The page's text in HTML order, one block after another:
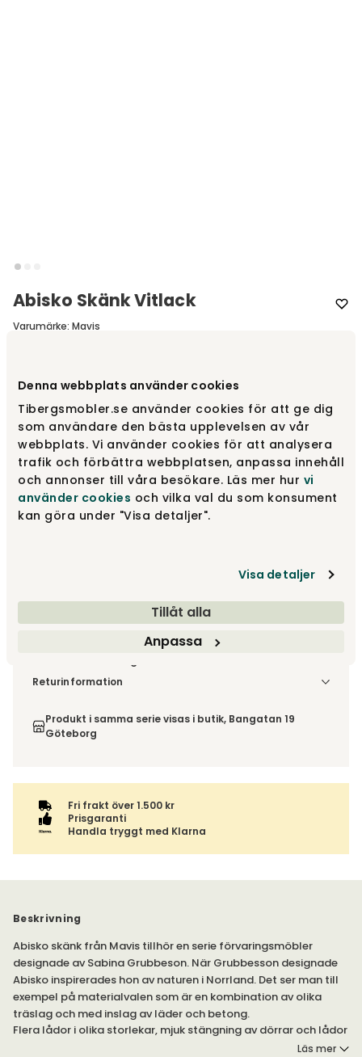
Denna webbplats använder cookies
Tibergsmobler.se använder cookies för att ge dig
som användare den bästa upplevelsen av vår
webbplats. Vi använder cookies för att analysera
trafik och förbättra webbplatsen, anpassa innehåll
och annonser till våra besökare. Läs mer hur vi
använder cookies och vilka val du som konsument
kan göra under "Visa detaljer".
Visa detaljer
Tillåt alla
Anpassa
Abisko Skänk Vitlack
Varumärke: Mavis
Tillbehör
Rekommenderade tillval
18 995 kr
Lägg i varukorg
Denna vara skickas till din port/tomtgräns. Innan leverans
ordern tillsammans.
Returinformation
inte av ångerrätten.
Produkt i samma serie visas i butik, Bangatan 19
Göteborg
Fri frakt över 1.500 kr
Prisgaranti
Handla tryggt med Klarna
Beskrivning
Abisko skänk från Mavis tillhör en serie förvaringsmöbler
designade av Sabina Grubbeson. När Grubbesson designade
Abisko inspirerades hon av naturen i Norrland. Det ser man till
exempel på materialvalen som är en kombination av olika
träslag och med inslag av läder och betong.
Flera lådor i olika storlekar, mjuk stängning av dörrar och lådor
s.k. soft close gör Abisko till en väldigt "tyst" produkt. Sköna
Läs mer